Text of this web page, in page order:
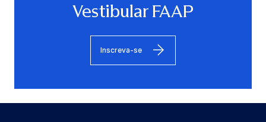
Vestibular FAAP
Inscreva-se